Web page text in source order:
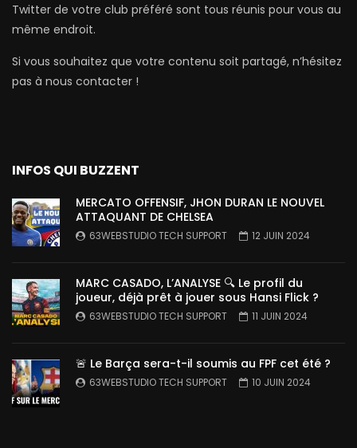
Twitter de votre club préféré sont tous réunis pour vous au
même endroit.
Si vous souhaitez que votre contenu soit partagé, n’hésitez
pas à nous contacter !
INFOS QUI BUZZENT
MERCATO OFFENSIF, JHON DURAN LE NOUVEL
ATTAQUANT DE CHELSEA
63WEBSTUDIO TECH SUPPORT 12 JUIN 2024
MARC CASADO, L’ANALYSE 🔍 Le profil du
joueur, déjà prêt à jouer sous Hansi Flick ?
63WEBSTUDIO TECH SUPPORT 11 JUIN 2024
🚨 Le Barça sera-t-il soumis au FPF cet été ?
63WEBSTUDIO TECH SUPPORT 10 JUIN 2024